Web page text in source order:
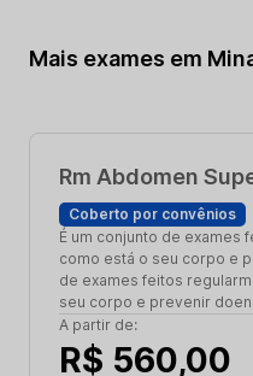
Mais exames em
Rm Abdomen
Coberto por convênios
É um conjunto de
como está o seu corpo e
de exames feitos
seu corpo e prevenir
A partir de:
R$ 560,00